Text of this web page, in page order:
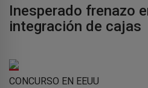
Inesperado frenazo
integración de cajas
CONCURSO EN EEUU